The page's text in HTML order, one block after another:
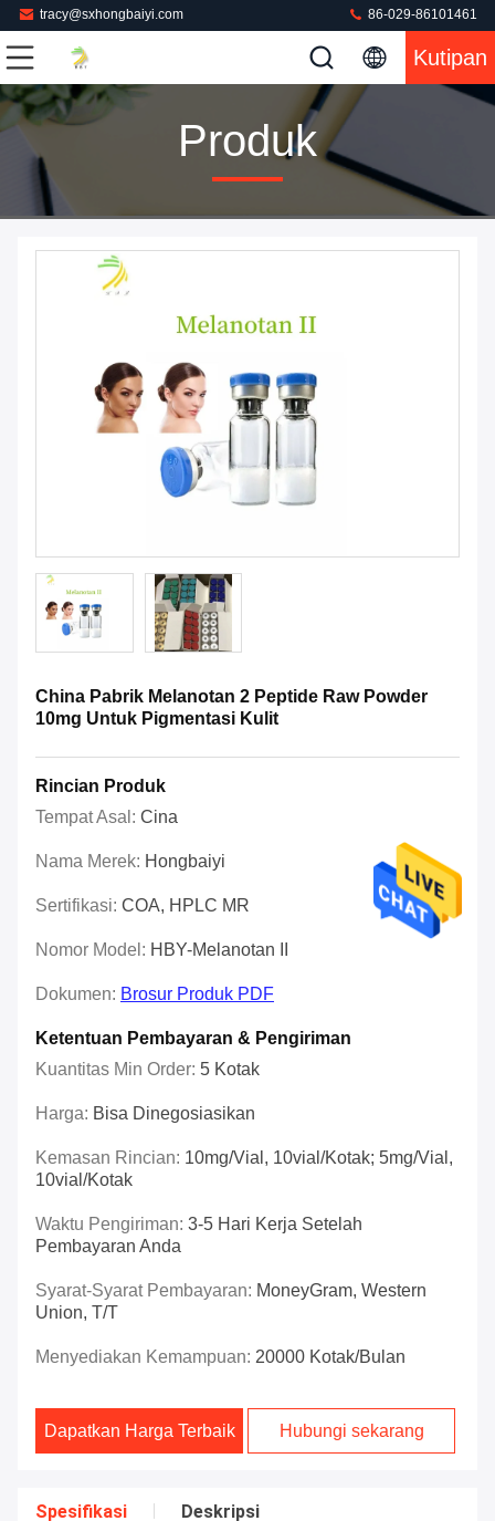
tracy@sxhongbaiyi.com 86-029-86101461
Kutipan
Produk
China Pabrik Melanotan 2 Peptide Raw Powder
10mg Untuk Pigmentasi Kulit
Rincian Produk
Tempat Asal: Cina
Nama Merek: Hongbaiyi
Sertifikasi: COA, HPLC MR
Nomor Model: HBY-Melanotan II
Dokumen: Brosur Produk PDF
Ketentuan Pembayaran & Pengiriman
Kuantitas Min Order: 5 Kotak
Harga: Bisa Dinegosiasikan
Kemasan Rincian: 10mg/vial, 10vial/kotak; 5mg/vial,
10vial/kotak
Waktu Pengiriman: 3-5 Hari Kerja Setelah
Pembayaran Anda
Syarat-Syarat Pembayaran: MoneyGram, Western
Union, T/T
Menyediakan Kemampuan: 20000 Kotak/Bulan
Dapatkan Harga Terbaik Hubungi sekarang
Spesifikasi Deskripsi